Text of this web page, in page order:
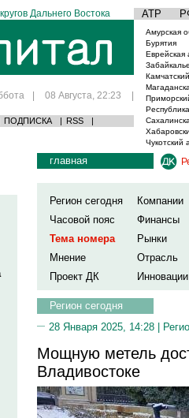
Дальнего Востока АТР
| 08 Августа, 22:23 |
ПОДПИСКА | RSS |
Амурская
Бурятия
Еврейская
Чукотский
главная
Регион сегодня
Компании
Часовой пояс
Финансы
Тема номера
Рынки
Мнение
Отрасль
Проект ДК
Инновации
Регион сегодня
28 Января 2025, 14:28 |
Мощную метель
Владивостоке